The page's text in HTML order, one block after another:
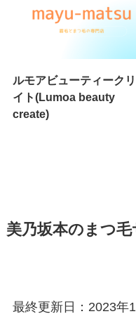
ルモアビューティーク
イト(Lumoa beauty
create)
美乃坂本のまつ
最終更新日：2023年